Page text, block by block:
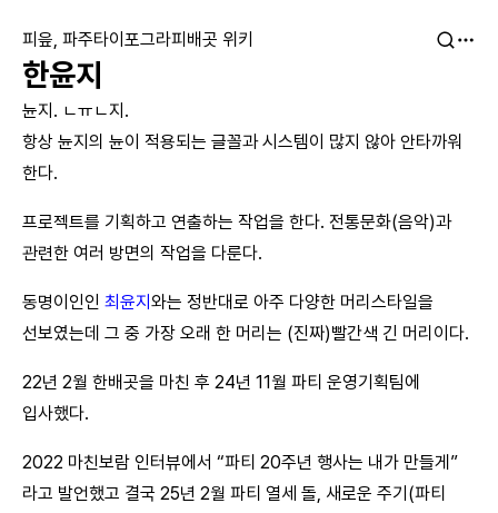
피읖, 파주타이포그라피배곳 위키
한윤지
뉸지. ㄴㅠㄴ지.
항상 뉸지의 뉸이 적용되는 글꼴과 시스템이 많지 않아 안타까워
한다.
프로젝트를 기획하고 연출하는 작업을 한다. 전통문화(음악)과
관련한 여러 방면의 작업을 다룬다.
동명이인인 최윤지와는 정반대로 아주 다양한 머리스타일을
선보였는데 그 중 가장 오래 한 머리는 (진짜)빨간색 긴 머리이다.
22년 2월 한배곳을 마친 후 24년 11월 파티 운영기획팀에
입사했다.
2022 마친보람 인터뷰에서 “파티 20주년 행사는 내가 만들게”
라고 발언했고 결국 25년 2월 파티 열세 돌, 새로운 주기(파티